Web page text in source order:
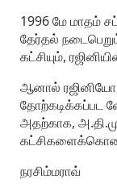
1996 மே மாதம்
தேர்தல்
கட்சியும்,
ஆனால்
தோற்கடிக்கப்பட
அதற்காக,
நரசிம்மராவ்